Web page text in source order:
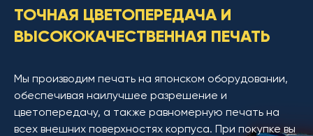
ТОЧНАЯ ЦВЕТОПЕРЕДАЧА И
ВЫСОКОКАЧЕСТВЕННАЯ ПЕЧАТЬ
Мы производим печать на японском оборудовании,
обеспечивая наилучшее разрешение и
цветопередачу, а также равномерную печать на
всех внешних поверхностях корпуса. При покупке вы